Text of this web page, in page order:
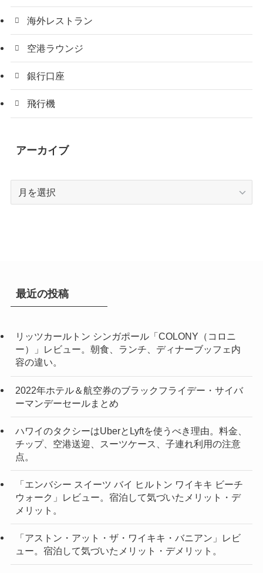
海外レストラン
空港ラウンジ
銀行口座
飛行機
アーカイブ
最近の投稿
リッツカールトン シンガポール「COLONY（コロニ
ー）」レビュー。朝食、ランチ、ディナーブッフェ内
容の違い。
2022年ホテル＆航空券のブラックフライデー・サイバ
ーマンデーセールまとめ
ハワイのタクシーはUberとLyftを使うべき理由。料金、
チップ、空港送迎、スーツケース、子連れ利用の注意
点。
「エンバシー スイーツ バイ ヒルトン ワイキキ ビーチ
ウォーク」レビュー。宿泊して気づいたメリット・デ
メリット。
「アストン・アット・ザ・ワイキキ・バニアン」レビ
ュー。宿泊して気づいたメリット・デメリット。